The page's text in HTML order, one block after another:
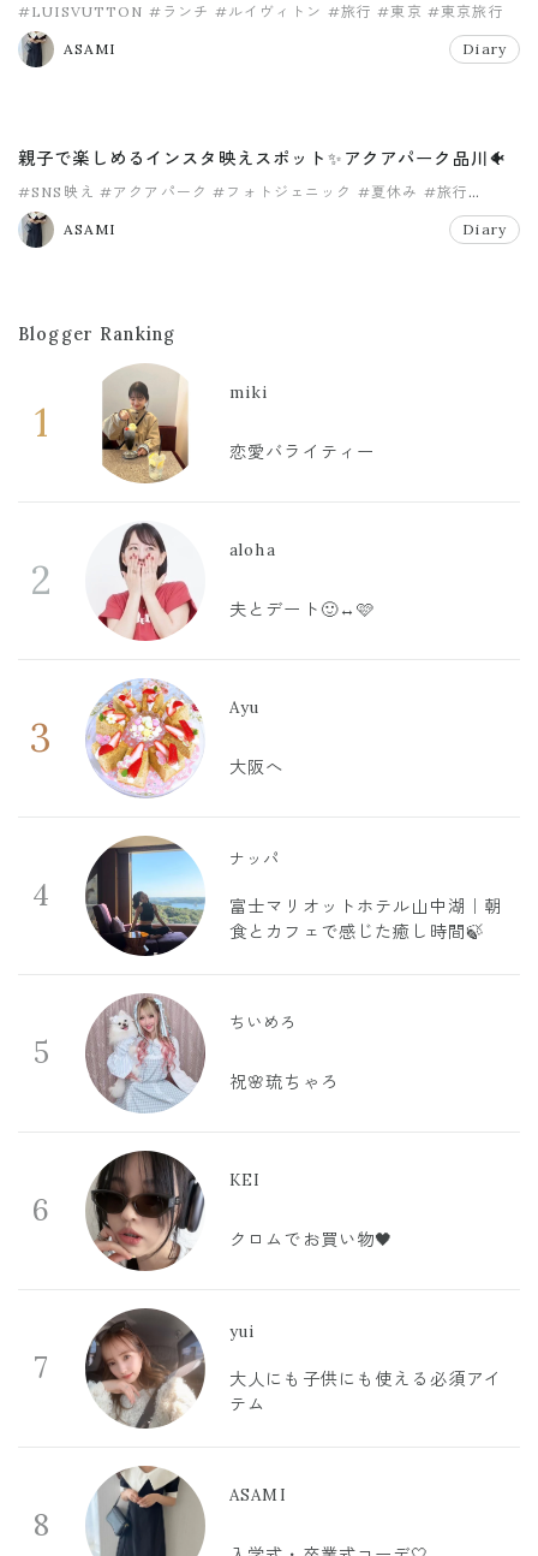
#LUISVUTTON #ランチ #ルイヴィトン #旅行 #東京 #東京旅行
ASAMI Diary
親子で楽しめるインスタ映えスポット✨アクアパーク品川🐠
#SNS映え #アクアパーク #フォトジェニック #夏休み #旅行
#東京旅行
ASAMI
Diary
Blogger Ranking
1
miki
恋愛バライティー
2
aloha
夫とデート🙂‍↔️🩷
3
Ayu
大阪へ
4
ナッパ
富士マリオットホテル山中湖｜朝
食とカフェで感じた癒し時間🍃
5
ちいめろ
祝🌸琉ちゃろ
6
KEI
クロムでお買い物🖤
7
yui
大人にも子供にも使える必須アイ
テム
8
ASAMI